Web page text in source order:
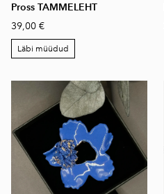
Pross TAMMELEHT
39,00 €
Läbi müüdud